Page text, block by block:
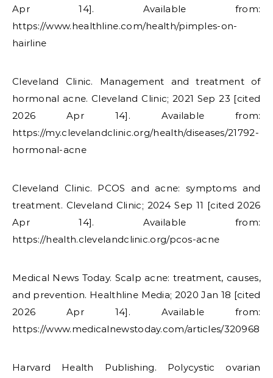
Apr 14]. Available from:
https://www.healthline.com/health/pimples-on-
hairline
Cleveland Clinic. Management and treatment of
hormonal acne. Cleveland Clinic; 2021 Sep 23 [cited
2026 Apr 14]. Available from:
https://my.clevelandclinic.org/health/diseases/21792-
hormonal-acne
Cleveland Clinic. PCOS and acne: symptoms and
treatment. Cleveland Clinic; 2024 Sep 11 [cited 2026
Apr 14]. Available from:
https://health.clevelandclinic.org/pcos-acne
Medical News Today. Scalp acne: treatment, causes,
and prevention. Healthline Media; 2020 Jan 18 [cited
2026 Apr 14]. Available from:
https://www.medicalnewstoday.com/articles/320968
Harvard Health Publishing. Polycystic ovarian